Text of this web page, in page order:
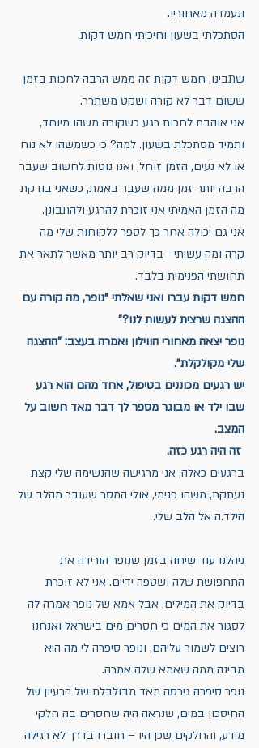
ונעמדה מאחוריו.
הסתכלתי בשעון וחיכיתי חמש דקות.
שתבינו, חמש דקות זה ממש הרבה לחכות בזמן
ששום דבר לא קורה ושקט משתרר.
אני אוהבת לחכות רגע כשקורה משהו מיוחד,
ותמיד מסתכלת בשעון. למה? כי כשמשהו לא נוח
או לא נעים, הזמן זוחל, ואנו נוטות לחשוב שעבר
הרבה יותר זמן ממה שעבר באמת, כשאני בודקת
מה הזמן האמיתי אני זוכרת להרגע ולהתבונן.
אני גם יכולה אחר כך לספר ללקוחות שלי מה
קרה ומה עשיתי - בדיוק רב יותר מאשר לתאר את
תחושתי הפנימית בלבד.
חמש דקות עברו ואני שאלתי "נופר, מה קורה עם
ההצגה שרצית לעשות לנו?"
נופר יצאה מאחורי הווילון ואמרה בעצב: "ההצגה
שלי מקולקלת".
יש רגעים מכוננים בטיפול, אחד מהם הוא רגע
שבו ילד או מבוגר מספר לך דבר מאד חשוב על
המצב.
זה היה רגע כזה.
ברגעים כאלה, אני מרגישה שהנשימה שלי קצת
נעתקת, משהו פנימי, אולי המסר שעובר מהלב של
הילד.ה אל הלב שלי.
ניהלנו עוד שיחה בזמן שנופר הורידה את
התחפושת שלה ושטפה ידיים. אני לא זוכרת
בדיוק את המילים, אבל אמא של נופר אמרה לה
לסגור את המים כי חסרים מים בישראל ואנחנו
רוצים לשמור עליהם, ונופר סיפרה לי מה היא
מבינה ממה שאמא שלה אמרה.
נופר סיפרה גירסה מאד מבולבלת של הרעיון של
החיסכון במים, שנראה היה שחסרים בה חלקי
מידע, והחלקים שכן היו – חוברו בדרך לא רגילה.